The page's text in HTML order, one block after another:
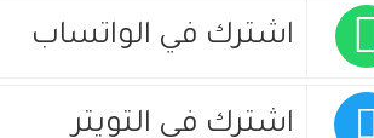
اشترك في الواتساب
اشترك في التويتر